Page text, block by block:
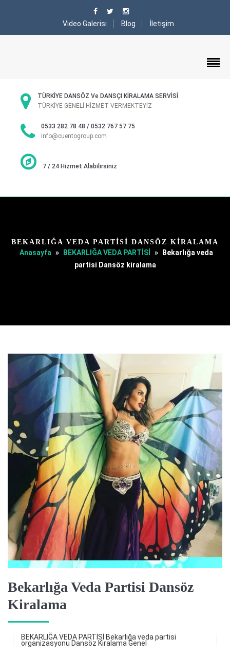
Video Galerisi Blog İletişim
TÜRKİYE DANSÖZ Ve DANSÇI KİRALAMA SERVİSİ
TÜRKİYE GENELİ HİZMET VERMEKTEYİZ
0533 282 78 48 / 0532 767 57 75
info@cuentogroup.com
7 / 24 Hizmet Alabilirsiniz
BEKARLIĞA VEDA PARTISI DANSÖZ KIRALAMA
Anasayfa » BEKARLIĞA VEDA PARTİSİ »
Bekarlığa veda
partisi Dansöz kiralama
Bekarlığa Veda Partisi Dansöz
Kiralama
BEKARLIĞA VEDA PARTİSİ Bekarlığa veda partisi
organizasyonu Dansöz KiralamaGenel